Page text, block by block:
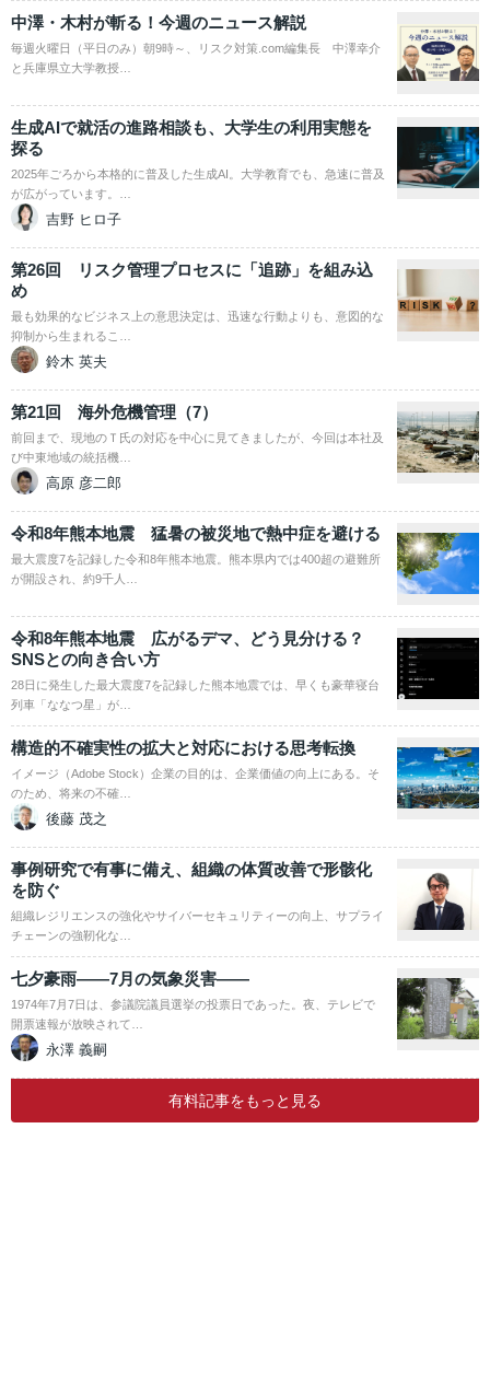
中澤・木村が斬る！今週のニュース解説
毎週火曜日（平日のみ）朝9時～、リスク対策.com編集長 中澤幸介
と兵庫県立大学教授…
生成AIで就活の進路相談も、大学生の利用実態を
探る
2025年ごろから本格的に普及した生成AI。大学教育でも、急速に普及
が広がっています。…
吉野 ヒロ子
第26回 リスク管理プロセスに「追跡」を組み込
め
最も効果的なビジネス上の意思決定は、迅速な行動よりも、意図的な
抑制から生まれるこ…
鈴木 英夫
第21回 海外危機管理（7）
前回まで、現地のＴ氏の対応を中心に見てきましたが、今回は本社及
び中東地域の統括機…
高原 彦二郎
令和8年熊本地震 猛暑の被災地で熱中症を避ける
最大震度7を記録した令和8年熊本地震。熊本県内では400超の避難所
が開設され、約9千人…
令和8年熊本地震 広がるデマ、どう見分ける？
SNSとの向き合い方
28日に発生した最大震度7を記録した熊本地震では、早くも豪華寝台
列車「ななつ星」が…
構造的不確実性の拡大と対応における思考転換
イメージ（Adobe Stock）企業の目的は、企業価値の向上にある。そ
のため、将来の不確…
後藤 茂之
事例研究で有事に備え、組織の体質改善で形骸化
を防ぐ
組織レジリエンスの強化やサイバーセキュリティーの向上、サプライ
チェーンの強靭化な…
七夕豪雨――7月の気象災害――
1974年7月7日は、参議院議員選挙の投票日であった。夜、テレビで
開票速報が放映されて…
永澤 義嗣
有料記事をもっと見る